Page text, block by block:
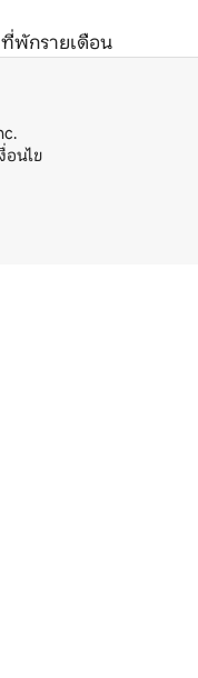
ที่พักรายเดือน
อนไข